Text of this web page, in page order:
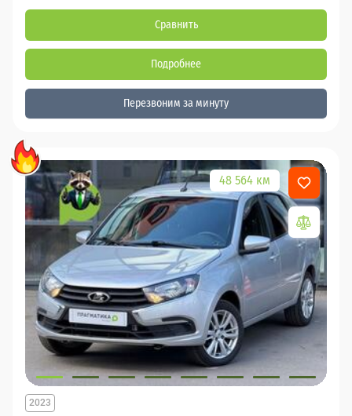
Сравнить
Подробнее
Перезвоним за минуту
48 564 км
2023